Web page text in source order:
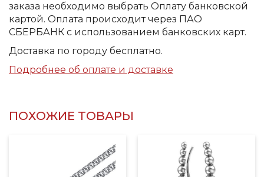
заказа необходимо выбрать Оплату банковской
картой. Оплата происходит через ПАО
СБЕРБАНК с использованием банковских карт.
Доставка по городу бесплатно.
Подробнее об оплате и доставке
ПОХОЖИЕ ТОВАРЫ